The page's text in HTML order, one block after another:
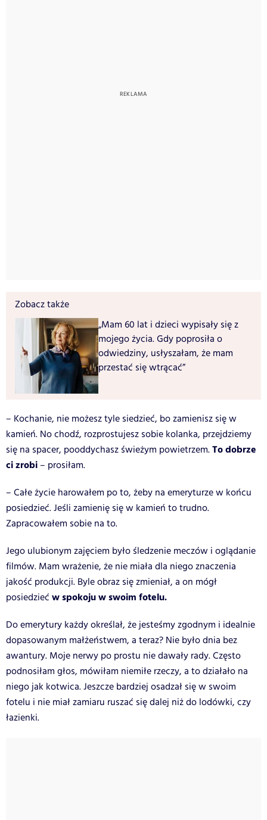
Zobacz także
„Mam 60 lat i dzieci wypisały się z
mojego życia. Gdy poprosiła o
odwiedziny, usłyszałam, że mam
przestać się wtrącać”
– Kochanie, nie możesz tyle siedzieć, bo zamienisz się w
kamień. No chodź, rozprostujesz sobie kolanka, przejdziemy
się na spacer, pooddychasz świeżym powietrzem.To dobrze
ci zrobi – prosiłam.
– Całe życie harowałem po to, żeby na emeryturze w końcu
posiedzieć. Jeśli zamienię się w kamień to trudno.
Zapracowałem sobie na to.
Jego ulubionym zajęciem było śledzenie meczów i oglądanie
filmów. Mam wrażenie, że nie miała dla niego znaczenia
jakość produkcji. Byle obraz się zmieniał, a on mógł
posiedzieć w spokoju w swoim fotelu.
Do emerytury każdy określał, że jesteśmy zgodnym i idealnie
dopasowanym małżeństwem, a teraz? Nie było dnia bez
awantury. Moje nerwy po prostu nie dawały rady. Często
podnosiłam głos, mówiłam niemiłe rzeczy, a to działało na
niego jak kotwica. Jeszcze bardziej osadzał się w swoim
fotelu i nie miał zamiaru ruszać się dalej niż do lodówki, czy
łazienki.